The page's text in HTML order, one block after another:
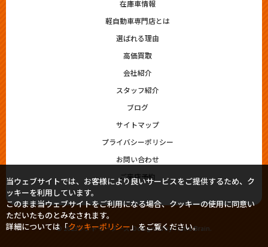
在庫車情報
軽自動車専門店とは
選ばれる理由
高価買取
会社紹介
スタッフ紹介
ブログ
サイトマップ
プライバシーポリシー
お問い合わせ
ご来店予約
© 2023シシドモータース. Designed byTratto Brain.
当ウェブサイトでは、お客様により良いサービスをご提供するため、ク
ッキーを利用しています。
このまま当ウェブサイトをご利用になる場合、クッキーの使用に同意い
ただいたものとみなされます。
詳細については「クッキーポリシー」をご覧ください。